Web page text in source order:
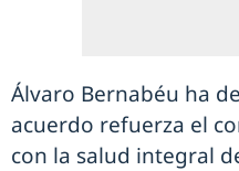
Álvaro Bernabéu ha
acuerdo refuerza el
con la salud integral